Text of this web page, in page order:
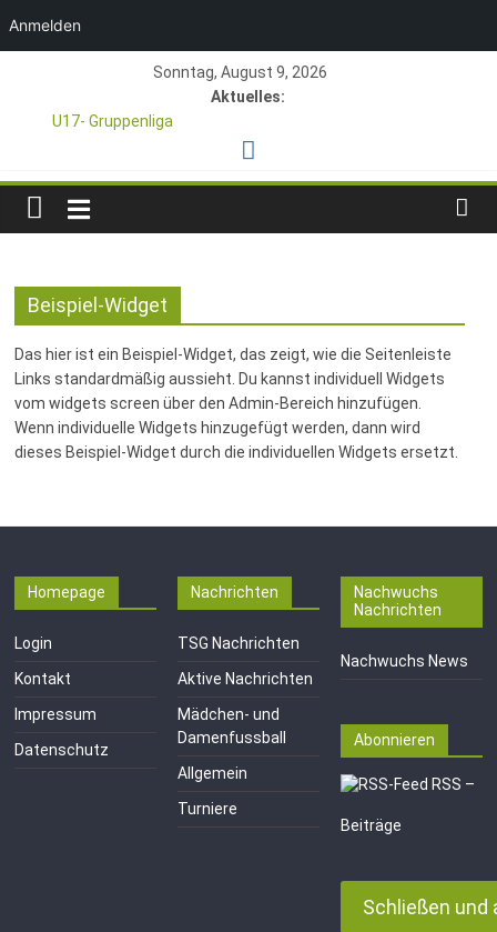
Anmelden
springen
Sonntag, August 9, 2026
Aktuelles:
U17- Gruppenliga
*U17-Junioren steigen in die Gruppenliga auf*
Pfingstturnier 23. – 24.05.2026 – Restplätze noch frei
TSG
1846
e.V.
Mainz-
Kastel
Beispiel-Widget
Das hier ist ein Beispiel-Widget, das zeigt, wie die Seitenleiste
Links standardmäßig aussieht. Du kannst individuell Widgets
vom widgets screen über den Admin-Bereich hinzufügen.
Wenn individuelle Widgets hinzugefügt werden, dann wird
dieses Beispiel-Widget durch die individuellen Widgets ersetzt.
Homepage
Login
Kontakt
Impressum
Datenschutz
Nachrichten
TSG Nachrichten
Aktive Nachrichten
Mädchen- und
Damenfussball
Allgemein
Turniere
Nachwuchs
Nachrichten
Nachwuchs News
Abonnieren
RSS –
Beiträge